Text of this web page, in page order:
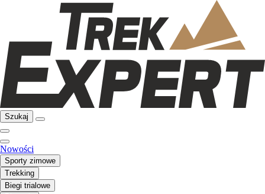
Szukaj
Nowości
Sporty zimowe
Trekking
Biegi trialowe